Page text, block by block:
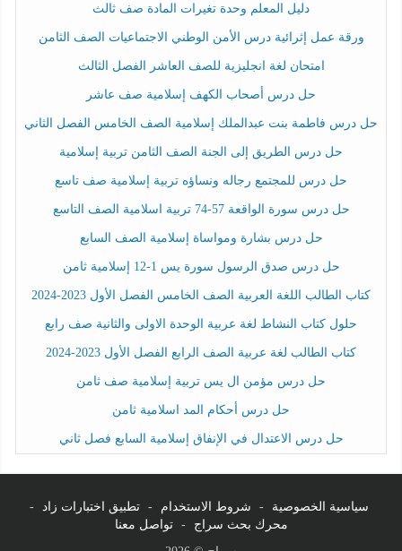
دليل المعلم وحدة تغيرات المادة صف ثالث
ورقة عمل إثرائية درس الأمن الوطني الاجتماعيات الصف الثامن
امتحان لغة انجليزية للصف العاشر الفصل الثالث
حل درس أصحاب الكهف إسلامية صف عاشر
حل درس فاطمة بنت عبدالملك إسلامية الصف الخامس الفصل الثاني
حل درس الطريق إلى الجنة الصف الثامن تربية إسلامية
حل درس للمجتمع رجاله ونساؤه تربية إسلامية صف تاسع
حل درس سورة الواقعة 57-74 تربية اسلامية الصف التاسع
حل درس بشارة ومواساة إسلامية الصف السابع
حل درس صدق الرسول سورة يس 1-12 إسلامية ثامن
كتاب الطالب اللغة العربية الصف الخامس الفصل الأول 2023-2024
حلول كتاب النشاط لغة عربية الوحدة الاولى والثانية صف رابع
كتاب الطالب لغة عربية الصف الرابع الفصل الأول 2023-2024
حل درس مؤمن ال يس تربية إسلامية صف ثامن
حل درس أحكام المد اسلامية ثامن
حل درس الاعتدال في الإنفاق إسلامية السابع فصل ثاني
سياسية الخصوصية - شروط الاستخدام - تطبيق اختبارات زاد
-
محرك بحث سراج
-
تواصل معنا